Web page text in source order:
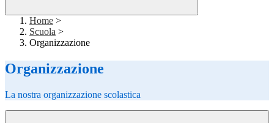
Home >
Scuola >
Organizzazione
Organizzazione
La nostra organizzazione scolastica